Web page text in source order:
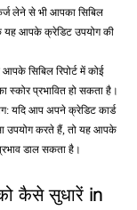
लेने से भी आपका सिबिल
यह आपके क्रेडिट उपयोग की
आपके सिबिल रिपोर्ट में कोई
स्कोर प्रभावित हो सकता है।
यदि आप अपने क्रेडिट कार्ड
उपयोग करते हैं, तो यह आपके
डाल सकता है।
कैसे सुधारें in